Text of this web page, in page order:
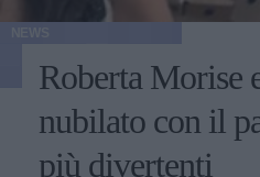
Roberta Morise
nubilato con il
più divertenti